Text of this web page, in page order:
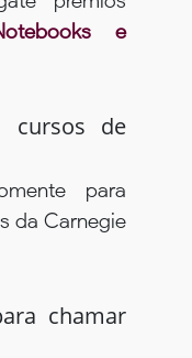
e
cursos de
para
da Carnegie
chamar